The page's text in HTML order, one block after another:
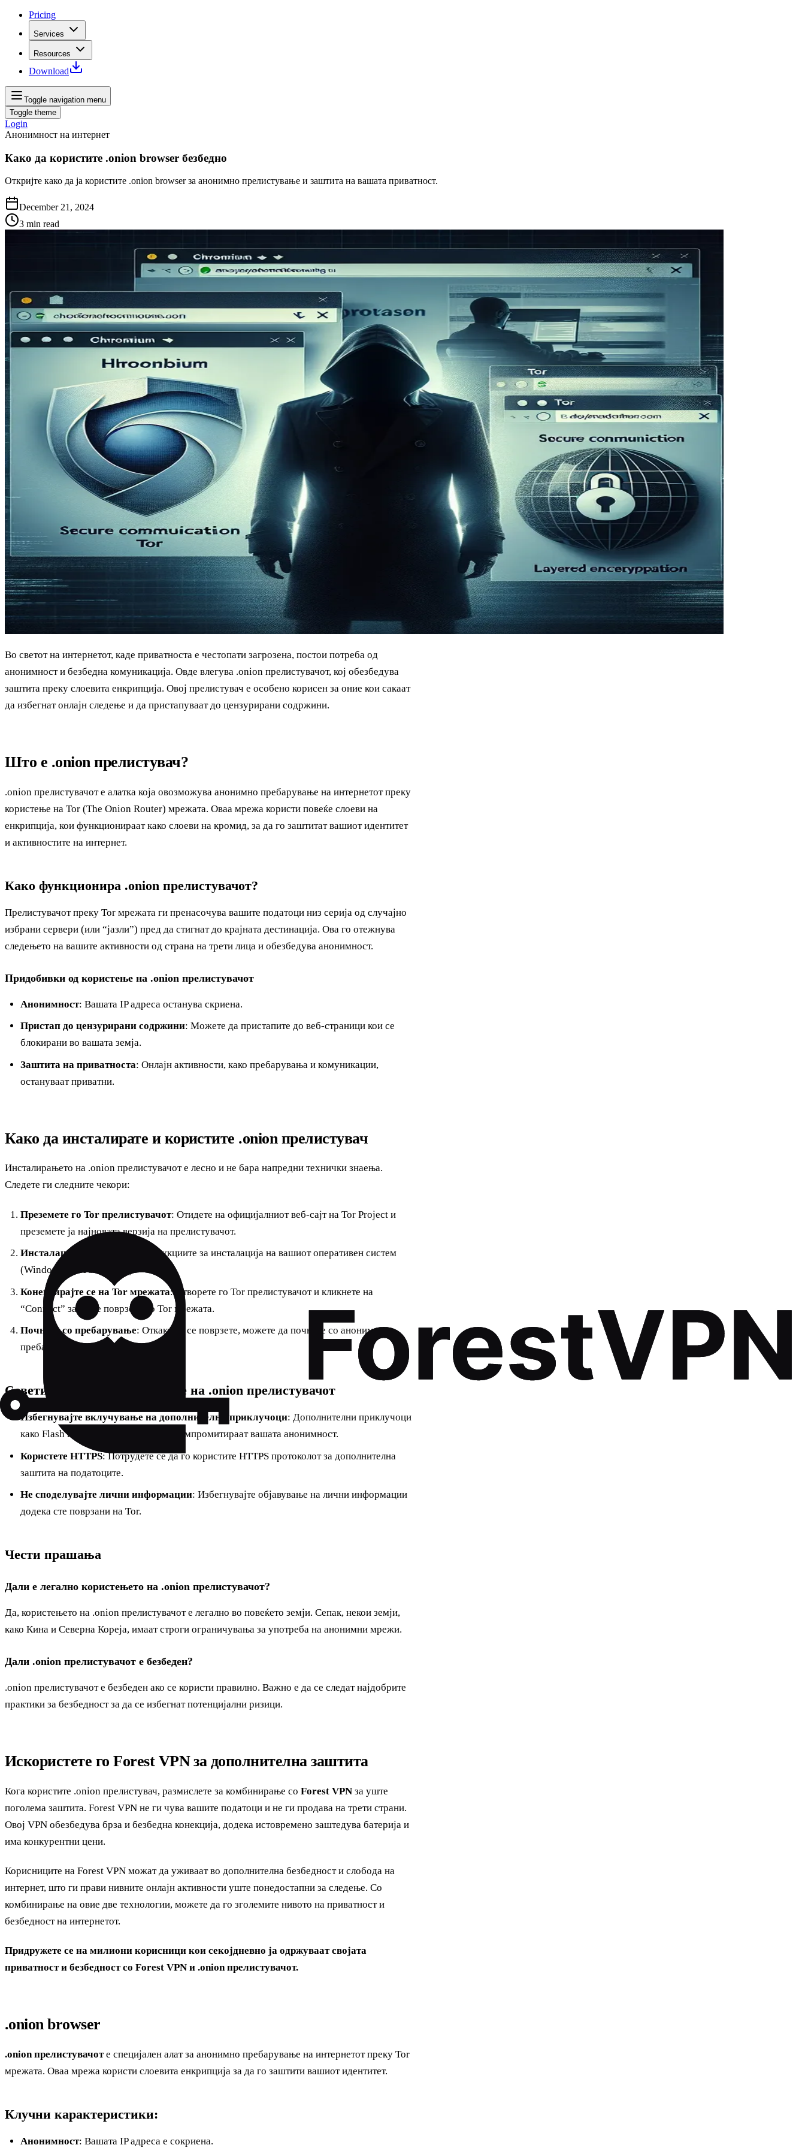
Pricing
Services
Resources
Download
Toggle navigation menu
Toggle theme
Login
Анонимност на интернет
Како да користите .onion browser безбедно
Откријте како да ја користите .onion browser за анонимно прелистување и заштита на вашата приватност.
December 21, 2024
3 min read
Во светот на интернетот, каде приватноста е честопати загрозена, постои потреба од
анонимност и безбедна комуникација. Овде влегува .onion прелистувачот, кој обезбедува
заштита преку слоевита енкрипција. Овој прелистувач е особено корисен за оние кои сакаат
да избегнат онлајн следење и да пристапуваат до цензурирани содржини.
Што е .onion прелистувач?
.onion прелистувачот е алатка која овозможува анонимно пребарување на интернетот преку
користење на Tor (The Onion Router) мрежата. Оваа мрежа користи повеќе слоеви на
енкрипција, кои функционираат како слоеви на кромид, за да го заштитат вашиот идентитет
и активностите на интернет.
Како функционира .onion прелистувачот?
Прелистувачот преку Tor мрежата ги пренасочува вашите податоци низ серија од случајно
избрани сервери (или “јазли”) пред да стигнат до крајната дестинација. Ова го отежнува
следењето на вашите активности од страна на трети лица и обезбедува анонимност.
Придобивки од користење на .onion прелистувачот
Анонимност: Вашата IP адреса останува скриена.
Пристап до цензурирани содржини: Можете да пристапите до веб-страници кои се
блокирани во вашата земја.
Заштита на приватноста: Онлајн активности, како пребарувања и комуникации,
остануваат приватни.
Како да инсталирате и користите .onion прелистувач
Инсталирањето на .onion прелистувачот е лесно и не бара напредни технички знаења.
Следете ги следните чекори:
Преземете го Tor прелистувачот: Отидете на официјалниот веб-сајт на Tor Project и
преземете ја најновата верзија на прелистувачот.
Инсталација
: Следете ги инструкциите за инсталација на вашиот оперативен систем
(Windows, MacOS, Linux).
Конектирајте се на Tor мрежата: Отворете го Tor прелистувачот и кликнете на
“Connect” за да се поврзете со Tor мрежата.
Почнете со пребарување: Откако ќе се поврзете, можете да почнете со анонимно
пребарување на интернетот.
Совети за безбедно користење на .onion прелистувачот
Избегнувајте вклучување на дополнителни приклучоци: Дополнителни приклучоци
како Flash и JavaScript можат да ја компромитираат вашата анонимност.
Користете HTTPS: Потрудете се да го користите HTTPS протоколот за дополнителна
заштита на податоците.
Не споделувајте лични информации: Избегнувајте објавување на лични информации
додека сте поврзани на Tor.
Чести прашања
Дали е легално користењето на .onion прелистувачот?
Да, користењето на .onion прелистувачот е легално во повеќето земји. Сепак, некои земји,
како Кина и Северна Кореја, имаат строги ограничувања за употреба на анонимни мрежи.
Дали .onion прелистувачот е безбеден?
.onion прелистувачот е безбеден ако се користи правилно. Важно е да се следат најдобрите
практики за безбедност за да се избегнат потенцијални ризици.
Искористете го Forest VPN за дополнителна заштита
Кога користите .onion прелистувач, размислете за комбинирање со Forest VPN за уште
поголема заштита. Forest VPN не ги чува вашите податоци и не ги продава на трети страни.
Овој VPN обезбедува брза и безбедна конекција, додека истовремено заштедува батерија и
има конкурентни цени.
Корисниците на Forest VPN можат да уживаат во дополнителна безбедност и слобода на
интернет, што ги прави нивните онлајн активности уште понедостапни за следење. Со
комбинирање на овие две технологии, можете да го зголемите нивото на приватност и
безбедност на интернетот.
Придружете се на милиони корисници кои секојдневно ја одржуваат својата
приватност и безбедност со Forest VPN и .onion прелистувачот.
.onion browser
.onion прелистувачоте специјален алат за анонимно пребарување на интернетот преку Tor
мрежата. Оваа мрежа користи слоевита енкрипција за да го заштити вашиот идентитет.
Клучни карактеристики:
Анонимност: Вашата IP адреса е сокриена.